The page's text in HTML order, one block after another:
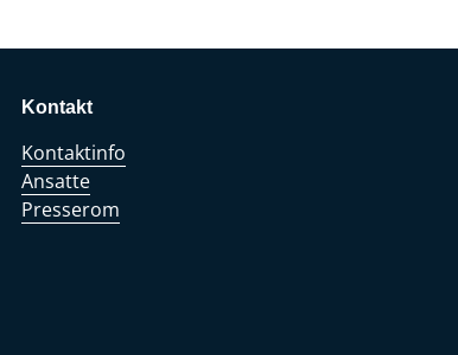
Kontakt
Kontaktinfo
Ansatte
Presserom